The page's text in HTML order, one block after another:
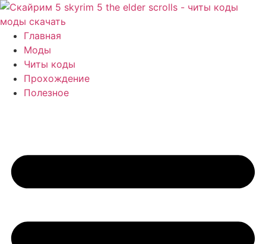
Перейти
к
содержимому
Главная
Моды
Читы коды
Прохождение
Полезное